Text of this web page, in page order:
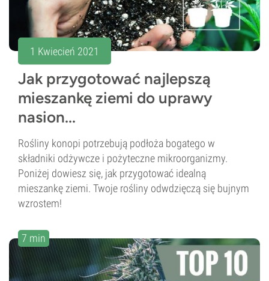
1 Kwiecień 2021
Jak przygotować najlepszą
mieszankę ziemi do uprawy
nasion...
Rośliny konopi potrzebują podłoża bogatego w
składniki odżywcze i pożyteczne mikroorganizmy.
Poniżej dowiesz się, jak przygotować idealną
mieszankę ziemi. Twoje rośliny odwdzięczą się bujnym
wzrostem!
7 min